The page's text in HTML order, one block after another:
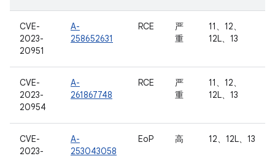
CVE-
2023-
20951
A-
258652631
RCE
严
重
11、12、
12L、13
CVE-
2023-
20954
A-
261867748
RCE
严
重
11、12、
12L、13
CVE-
2023-
A-
253043058
EoP 高 12、12L、13